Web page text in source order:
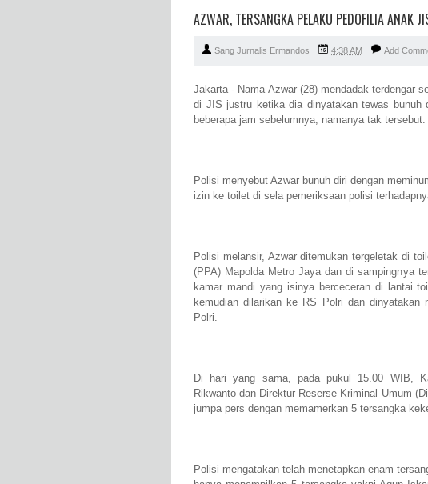
AZWAR, TERSANGKA PELAKU PEDOFILIA ANAK
Sang Jurnalis Ermandos 4:38 AM Add
Jakarta - Nama Azwar (28) mendadak terdengar
di JIS justru ketika dia dinyatakan tewas bunuh
beberapa jam sebelumnya, namanya tak tersebut.
Polisi menyebut Azwar bunuh diri dengan
izin ke toilet di sela pemeriksaan polisi
Polisi melansir, Azwar ditemukan tergeletak di
(PPA) Mapolda Metro Jaya dan di sampingnya
kamar mandi yang isinya berceceran di lantai
kemudian dilarikan ke RS Polri dan
Polri.
Di hari yang sama, pada pukul 15.00 WIB,
Rikwanto dan Direktur Reserse Kriminal Umum
jumpa pers dengan memamerkan 5 tersangka
Polisi mengatakan telah menetapkan enam